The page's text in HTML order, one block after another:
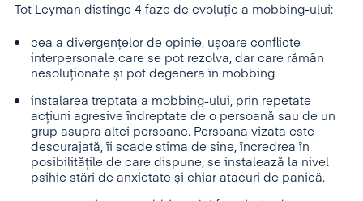
Tot Leyman distinge 4 faze de evoluție a mobbing-ului:
cea a divergențelor de opinie, ușoare conflicte
interpersonale care se pot rezolva, dar care rămân
nesoluționate și pot degenera în mobbing
instalarea treptata a mobbing-ului, prin repetate
acțiuni agresive îndreptate de o persoană sau de un
grup asupra altei persoane. Persoana vizata este
descurajată, îi scade stima de sine, încredrea în
posibilitățile de care dispune, se instalează la nivel
psihic stări de anxietate și chiar atacuri de panică.